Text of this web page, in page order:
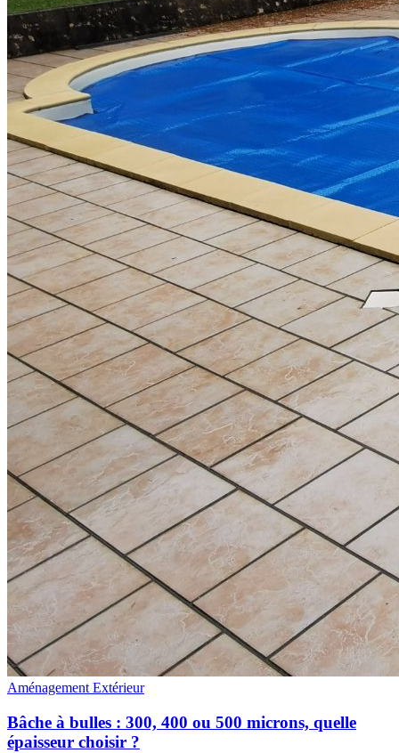
Aménagement Extérieur
Bâche à bulles : 300, 400 ou 500 microns, quelle
épaisseur choisir ?